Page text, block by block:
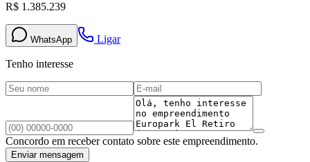
R$ 1.385.239
WhatsApp Ligar
Tenho interesse
Concordo em receber contato sobre este empreendimento.
Enviar mensagem